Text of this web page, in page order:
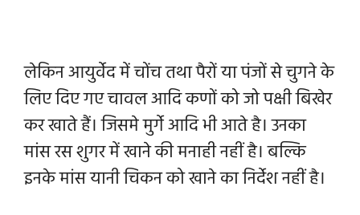
लेकिन आयुर्वेद में चोंच तथा पैरों या पंजों से चुगने के
लिए दिए गए चावल आदि कणों को जो पक्षी बिखेर
कर खाते हैं। जिसमे मुर्गे आदि भी आते है। उनका
मांस रस शुगर में खाने की मनाही नहीं है। बल्कि
इनके मांस यानी चिकन को खाने का निर्देश नहीं है।